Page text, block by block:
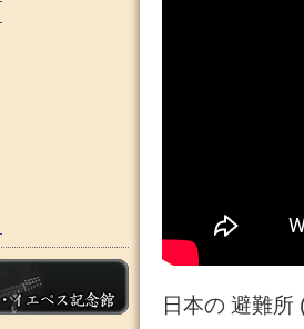
日本の 避難所